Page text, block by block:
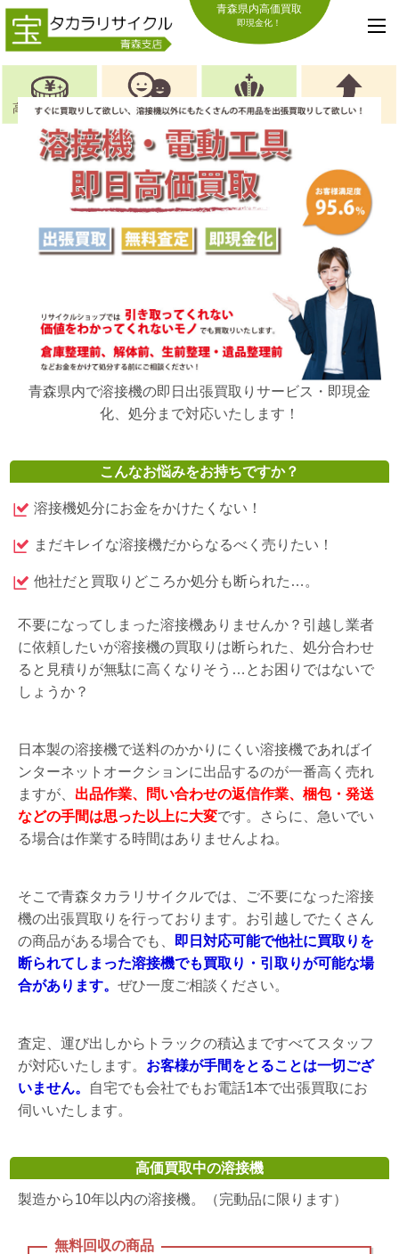
青森県内高価買取
即現金化！
高価買取の理由 お喜びの声 選ばれる理由 キャンペーン
青森県内で溶接機の即日出張買取りサービス・即現金
化、処分まで対応いたします！
こんなお悩みをお持ちですか？
溶接機処分にお金をかけたくない！
まだキレイな溶接機だからなるべく売りたい！
他社だと買取りどころか処分も断られた…。
不要になってしまった溶接機ありませんか？引越し業者
に依頼したいが溶接機の買取りは断られた、処分合わせ
ると見積りが無駄に高くなりそう…とお困りではないで
しょうか？
日本製の溶接機で送料のかかりにくい溶接機であればイ
ンターネットオークションに出品するのが一番高く売れ
ますが、 出品作業、問い合わせの返信作業、梱包・発送
などの手間は思った以上に大変です。さらに、急いでい
る場合は作業する時間はありませんよね。
そこで青森タカラリサイクルでは、ご不要になった溶接
機の出張買取りを行っております。お引越しでたくさん
の商品がある場合でも、
即日対応可能で他社に買取りを
断られてしまった溶接機でも買取り・引取りが可能な場
合があります。 ぜひ一度ご相談ください。
査定、運び出しからトラックの積込まですべてスタッフ
が対応いたします。 お客様が手間をとることは一切ござ
いません。
自宅でも会社でもお電話1本で出張買取にお
伺いいたします。
高価買取中の溶接機
製造から10年以内の溶接機。（完動品に限ります）
無料回収の商品